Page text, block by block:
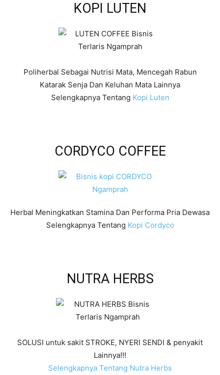
KOPI LUTEN
Poliherbal Sebagai Nutrisi Mata, Mencegah Rabun
Katarak Senja Dan Keluhan Mata Lainnya
Selengkapnya Tentang Kopi Luten
CORDYCO COFFEE
Herbal Meningkatkan Stamina Dan Performa Pria Dewasa
Selengkapnya Tentang Kopi Cordyco
NUTRA HERBS
SOLUSI untuk sakit STROKE, NYERI SENDI & penyakit
Lainnya!!!
Selengkapnya Tentang Nutra Herbs